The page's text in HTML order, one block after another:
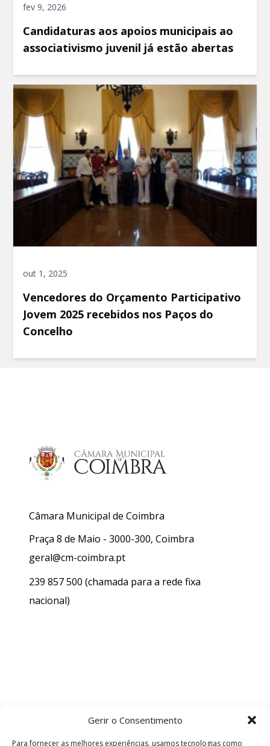
Gerir o Consentimento
Para fornecer as melhores experiências, usamos tecnologias como
fev 9, 2026
Candidaturas aos apoios municipais ao
associativismo juvenil já estão abertas
out 1, 2025
Vencedores do Orçamento Participativo
Jovem 2025 recebidos nos Paços do
Concelho
Câmara Municipal de Coimbra
Praça 8 de Maio - 3000-300, Coimbra
geral@cm-coimbra.pt
239 857 500 (chamada para a rede fixa
nacional)